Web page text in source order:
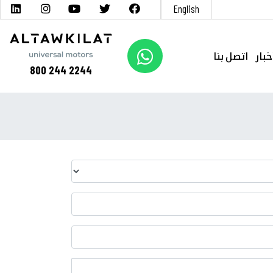
English
اتصل بنا
800 244 2244